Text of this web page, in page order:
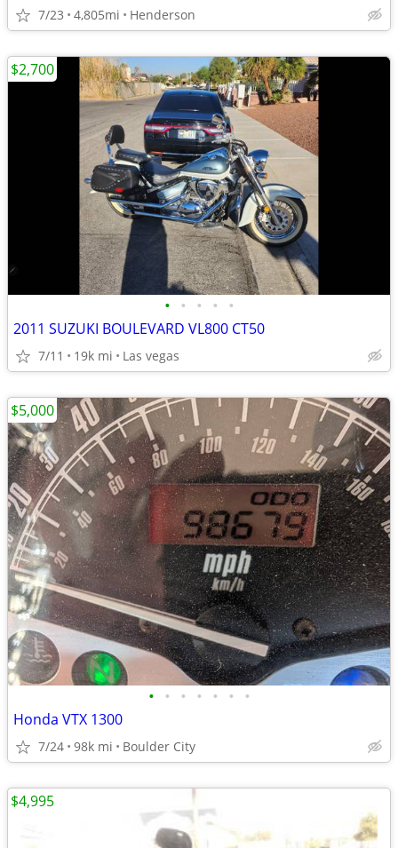
7/23 4,805mi Henderson
• • • • •
2011 SUZUKI BOULEVARD VL800 CT50
7/11 19k mi Las vegas
$2,700
• • • • • • •
Honda VTX 1300
7/24 98k mi Boulder City
$5,000
$4,995